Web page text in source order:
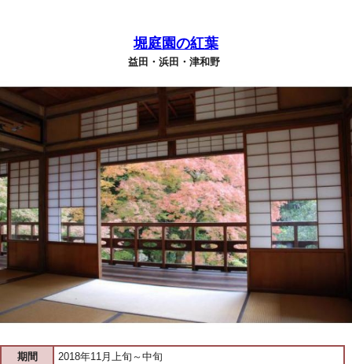
堀庭園の紅葉
益田・浜田・津和野
期間 2018年11月上旬～中旬